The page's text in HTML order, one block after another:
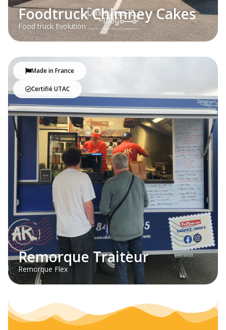
Foodtruck Chimney Cakes
Food truck Evolution
Made in France
Certifié UTAC
Remorque Traiteur
Remorque Flex